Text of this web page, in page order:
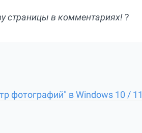
страницы в комментариях!?
фотографий" в Windows 10 / 11